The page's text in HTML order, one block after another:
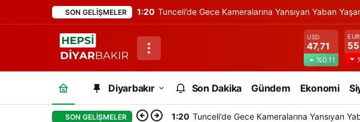
SON GELIŞMELER 1:20 Tunceli’de Gece Kameralarına Yansıyan Yaban
USD
47,71
%0.11
Diyarbakır Son Dakika Gündem Ekonomi
SON GELIŞMELER 1:20 Tunceli’de Gece Kameralarına Yansıyan